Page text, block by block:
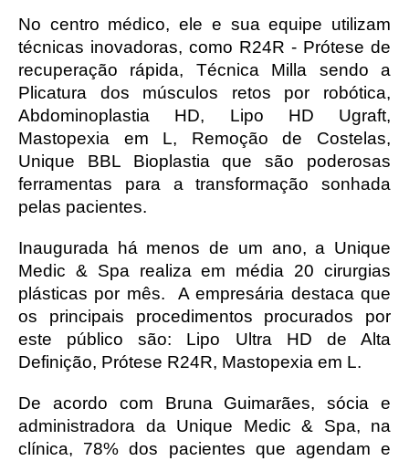
No centro médico, ele e sua equipe utilizam
técnicas inovadoras, como R24R - Prótese de
recuperação rápida, Técnica Milla sendo a
Plicatura dos músculos retos por robótica,
Abdominoplastia HD, Lipo HD Ugraft,
Mastopexia em L, Remoção de Costelas,
Unique BBL Bioplastia que são poderosas
ferramentas para a transformação sonhada
pelas pacientes.
Inaugurada há menos de um ano, a Unique
Medic & Spa realiza em média 20 cirurgias
plásticas por mês.  A empresária destaca que
os principais procedimentos procurados por
este público são: Lipo Ultra HD de Alta
Definição, Prótese R24R, Mastopexia em L.
De acordo com Bruna Guimarães, sócia e
administradora da Unique Medic & Spa, na
clínica, 78% dos pacientes que agendam e